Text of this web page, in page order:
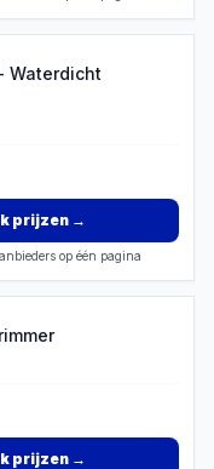
Waterdicht
prijzen→
op één pagina
prijzen→